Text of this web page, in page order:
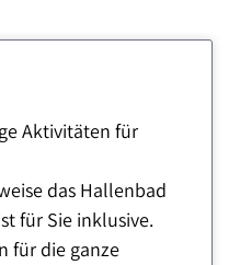
Aktivitäten für
das Hallenbad
für Sie inklusive.
für die ganze